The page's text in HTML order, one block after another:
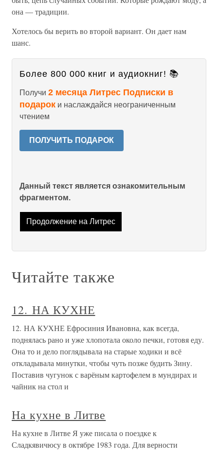
она — традиции.
Хотелось бы верить во второй вариант. Он дает нам
шанс.
Более 800 000 книг и аудиокниг! 📚
Получи 2 месяца Литрес Подписки в
подарок и наслаждайся неограниченным
чтением
ПОЛУЧИТЬ ПОДАРОК
Данный текст является ознакомительным
фрагментом.
Продолжение на Литрес
Читайте также
12. НА КУХНЕ
12. НА КУХНЕ Ефросиния Ивановна, как всегда,
поднялась рано и уже хлопотала около печки, готовя еду.
Она то и дело поглядывала на старые ходики и всё
откладывала минутки, чтобы чуть позже будить Зину.
Поставив чугунок с варёным картофелем в мундирах и
чайник на стол и
На кухне в Литве
На кухне в Литве Я уже писала о поездке к
Сладкявичюсу в октябре 1983 года. Для верности